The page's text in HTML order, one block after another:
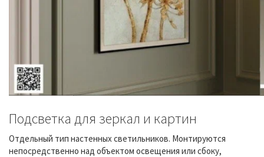
Подсветка для зеркал и картин
Отдельный тип настенных светильников. Монтируются
непосредственно над объектом освещения или сбоку,